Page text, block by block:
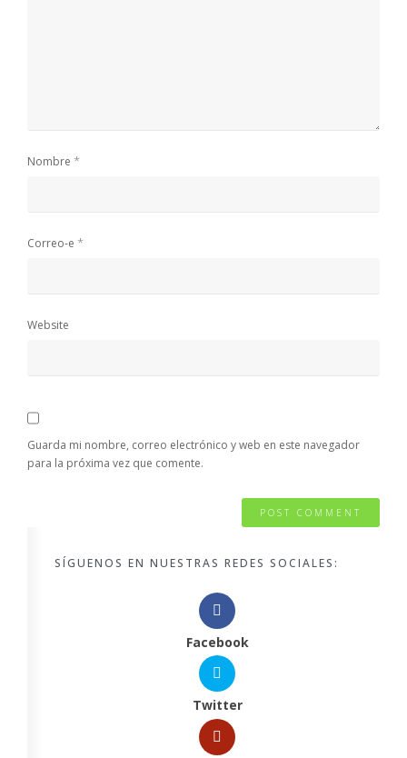
Nombre *
Correo-e *
Website
Guarda mi nombre, correo electrónico y web en este navegador
para la próxima vez que comente.
SÍGUENOS EN NUESTRAS REDES SOCIALES:
Facebook
Twitter